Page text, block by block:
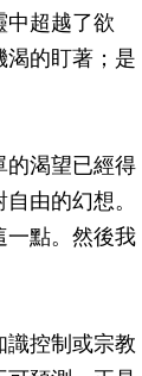
中超越了欲
渴的盯著；是
的渴望已經得
由的幻想。
一點。然後我
識控制或宗教